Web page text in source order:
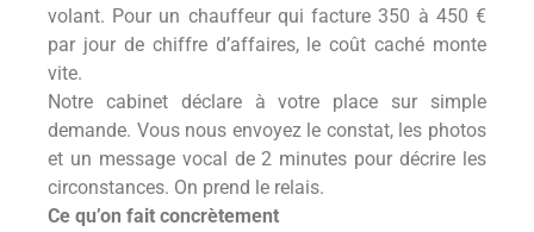
volant. Pour un chauffeur qui facture 350 à 450 €
par jour de chiffre d’affaires, le coût caché monte
vite.
Notre cabinet déclare à votre place sur simple
demande. Vous nous envoyez le constat, les photos
et un message vocal de 2 minutes pour décrire les
circonstances. On prend le relais.
Ce qu’on fait concrètement